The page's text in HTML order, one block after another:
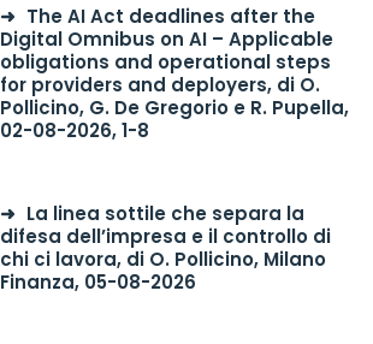
The AI Act deadlines after the
Digital Omnibus on AI – Applicable
obligations and operational steps
for providers and deployers, di O.
Pollicino, G. De Gregorio e R. Pupella,
02-08-2026, 1-8
La linea sottile che separa la
difesa dell’impresa e il controllo di
chi ci lavora, di O. Pollicino, Milano
Finanza, 05-08-2026